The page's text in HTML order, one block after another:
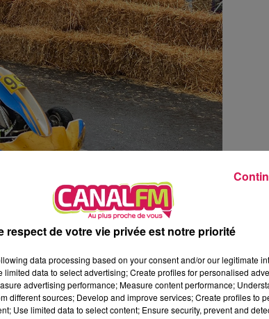
la sécurité de la course : 25 signaleurs, 30
karting, 35 volontaires pour installer les 1800
les médecins et autres ambulanciers
respect de votre vie privée est notre priorité
data processing based on your consent and/or our legitimate
limited data to select advertising; Create profiles for personalised
advertising performance; Measure content performance;
different sources; Develop and improve services; Create profiles to
Use limited data to select content; Ensure security, prevent and